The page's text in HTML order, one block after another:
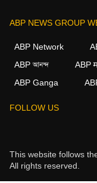
ABP NEWS GROUP
ABP Network
ABP আনন্দ
ABP
ABP Ganga
FOLLOW US
This website follows
All rights reserved.